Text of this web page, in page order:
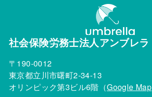
社会保険労務士法人アンブレラ
〒190-0012
東京都立川市曙町2-34-13
オリンピック第3ビル6階（Google Map